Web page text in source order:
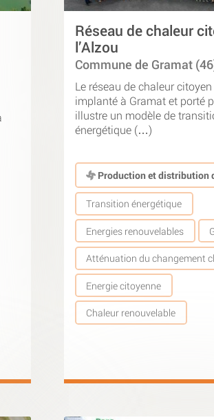
Réseau de chaleur
l’Alzou
Commune de Gramat
Le réseau de chaleur citoyen
implanté à Gramat et porté
illustre un modèle de
énergétique (…)
Production et distribution
Transition énergétique
Energies renouvelables
Atténuation du changement
Energie citoyenne
Chaleur renouvelable